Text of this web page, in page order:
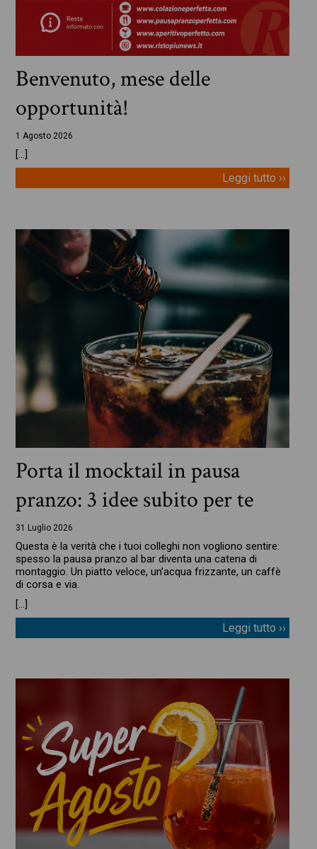
Benvenuto, mese delle
opportunità!
1 Agosto 2026
[…]
Leggi tutto ››
Porta il mocktail in pausa
pranzo: 3 idee subito per te
31 Luglio 2026
Questa è la verità che i tuoi colleghi non vogliono sentire:
spesso la pausa pranzo al bar diventa una catena di
montaggio. Un piatto veloce, un’acqua frizzante, un caffè
di corsa e via.
[…]
Leggi tutto ››